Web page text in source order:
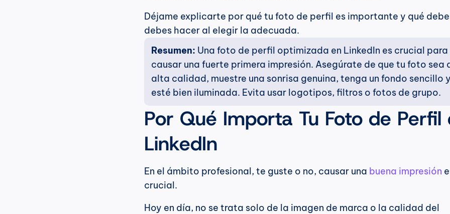
Déjame explicarte por qué tu foto de perfil es importante y qué
debes hacer al elegir la adecuada.
Resumen: Una foto de perfil optimizada en LinkedIn es crucial para
causar una fuerte primera impresión. Asegúrate de que tu foto sea
alta calidad, muestre una sonrisa genuina, tenga un fondo sencillo y
esté bien iluminada. Evita usar logotipos, filtros o fotos de grupo.
Por Qué Importa Tu Foto de Perfil
LinkedIn
En el ámbito profesional, te guste o no, causar una buena impresión
crucial.
Hoy en día, no se trata solo de la imagen de marca o la calidad del